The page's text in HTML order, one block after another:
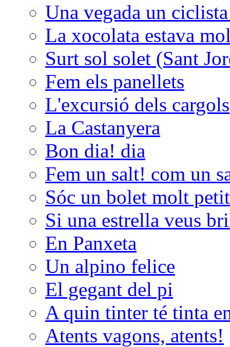
Una vegada un
La xocolata estava
Surt sol solet (Sant
Fem els panellets
L'excursió dels cargols
La Castanyera
Bon dia! dia
Fem un salt! com un
Sóc un bolet molt
Si una estrella veus
En Panxeta
Un alpino felice
El gegant del pi
A quin tinter té tinta
Atents vagons, atents!